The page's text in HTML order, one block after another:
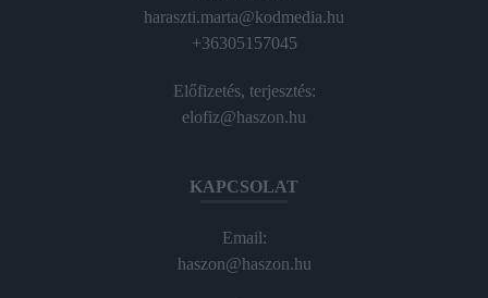
haraszti.marta@kodmedia.hu
+36305157045
Előfizetés, terjesztés:
elofiz@haszon.hu
KAPCSOLAT
Email:
haszon@haszon.hu